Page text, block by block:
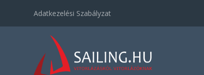
Adatkezelési Szabályzat